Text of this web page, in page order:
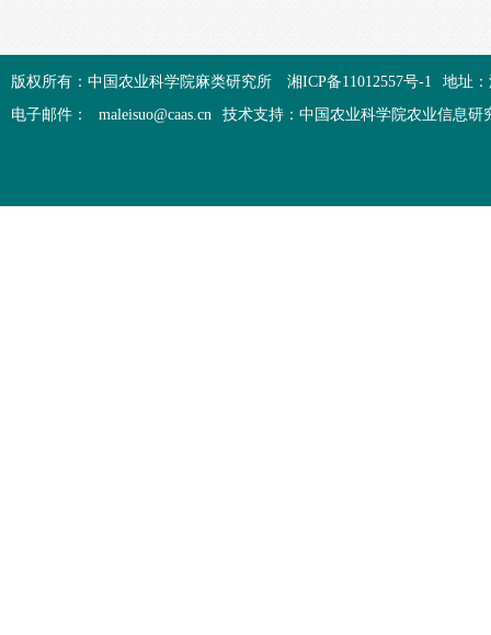
版权所有：中国农业科学院麻类研究所 湘ICP备11012557号-1
地址
电子邮件：
maleisuo@caas.cn 技术支持：中国农业科学院农业信息研